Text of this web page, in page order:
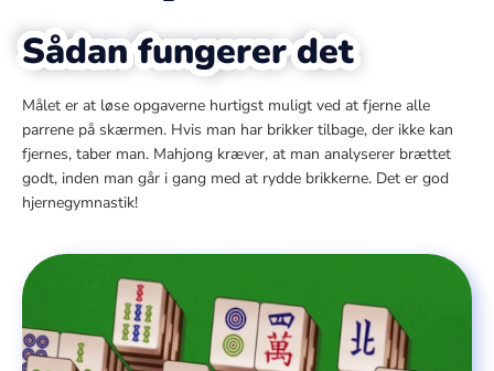
Sådan fungerer det
Målet er at løse opgaverne hurtigst muligt ved at fjerne alle
parrene på skærmen. Hvis man har brikker tilbage, der ikke kan
fjernes, taber man. Mahjong kræver, at man analyserer brættet
godt, inden man går i gang med at rydde brikkerne. Det er god
hjernegymnastik!